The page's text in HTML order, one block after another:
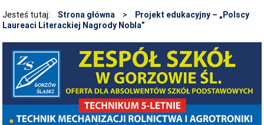
O SZKOLE
GALERIA ZDJĘĆ 2020-2026
PROCEDURY NAUKI ZDALNEJ
PROCEDURY BEZPIECZEŃSTWA - COVID-19 - OD 15 WRZEŚNIA 2021
PREZENTACJA SZKOŁY 2026 - 2027
Jesteś tutaj: Strona główna >
Projekt edukacyjny – „Polscy
Laureaci Literackiej Nagrody Nobla”